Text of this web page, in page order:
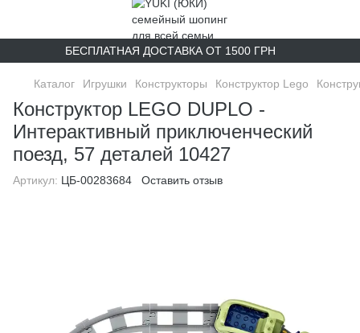
БЕСПЛАТНАЯ ДОСТАВКА ОТ 1500 ГРН
Каталог Игрушки Конструкторы Конструктор Lego
Конструктор LEGO DUPLO -
Интерактивный приключенческий
поезд, 57 деталей 10427
Артикул: ЦБ-00283684 Оставить отзыв